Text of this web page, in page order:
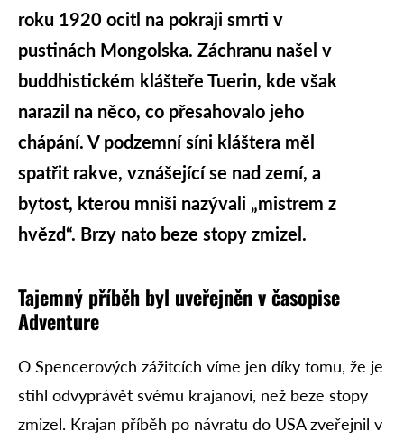
roku 1920 ocitl na pokraji smrti v
pustinách Mongolska. Záchranu našel v
buddhistickém klášteře Tuerin, kde však
narazil na něco, co přesahovalo jeho
chápání. V podzemní síni kláštera měl
spatřit rakve, vznášející se nad zemí, a
bytost, kterou mniši nazývali „mistrem z
hvězd“. Brzy nato beze stopy zmizel.
Tajemný příběh byl uveřejněn v časopise
Adventure
O Spencerových zážitcích víme jen díky tomu, že je
stihl odvyprávět svému krajanovi, než beze stopy
zmizel. Krajan příběh po návratu do USA zveřejnil v